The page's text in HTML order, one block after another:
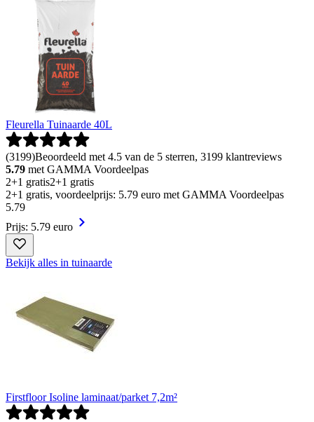
Fleurella Tuinaarde 40L
(3199)Beoordeeld met 4.5 van de 5 sterren, 3199 klantreviews
5.79 met GAMMA Voordeelpas
2+1 gratis2+1 gratis
2+1 gratis, voordeelprijs: 5.79 euro met GAMMA Voordeelpas
5.79
Prijs: 5.79 euro
Bekijk alles in tuinaarde
Firstfloor Isoline laminaat/parket 7,2m²